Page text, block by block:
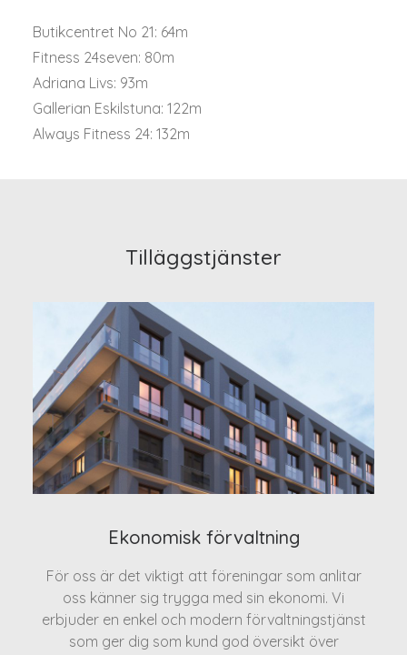
Butikcentret No 21: 64m
Fitness 24seven: 80m
Adriana Livs: 93m
Gallerian Eskilstuna: 122m
Always Fitness 24: 132m
Tilläggstjänster
Ekonomisk förvaltning
För oss är det viktigt att föreningar som anlitar
oss känner sig trygga med sin ekonomi. Vi
erbjuder en enkel och modern förvaltningstjänst
som ger dig som kund god översikt över